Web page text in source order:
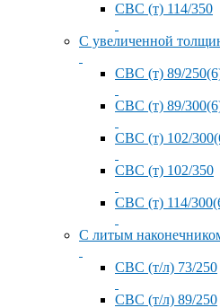
СВС (т) 114/350
С увеличенной
СВС (т) 89/
СВС (т) 89/
СВС (т) 102/
СВС (т) 102/350
СВС (т) 114/
С литым
СВС (т/л) 73/250
СВС (т/л) 89/250